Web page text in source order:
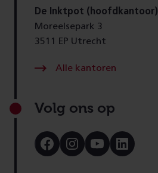
De Inktpot (hoofdkantoor)
Moreelsepark 3
3511 EP Utrecht
Alle kantoren
Volg ons op
Bezoek
onze
Bezoek
onze
Bezoek
onze
Bezoek
onze